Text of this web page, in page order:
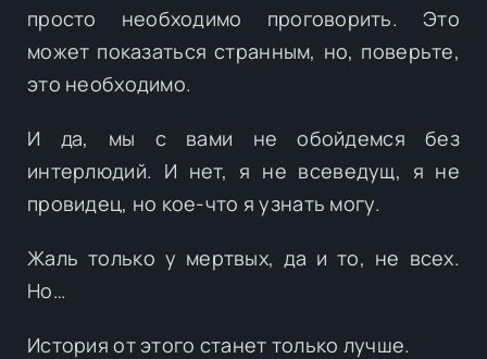
просто необходимо проговорить. Это
может показаться странным, но, поверьте,
это необходимо.
И да, мы с вами не обойдемся без
интерлюдий. И нет, я не всеведущ, я не
провидец, но кое-что я узнать могу.
Жаль только у мертвых, да и то, не всех.
Но…
История от этого станет только лучше.